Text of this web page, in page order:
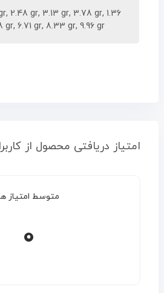
gr, 2.48 gr, 3.13 gr, 3.78 gr,
gr, 6.71 gr, 8.33 gr, 9.96 gr
امتیاز دریافتی محصول از
متوسط امتیاز
0